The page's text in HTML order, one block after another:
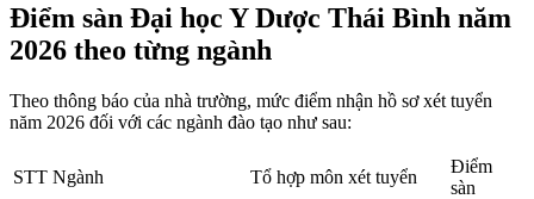
Điểm sàn Đại học Y Dược Thái Bình năm
2026 theo từng ngành
Theo thông báo của nhà trường, mức điểm nhận hồ sơ xét tuyển
năm 2026 đối với các ngành đào tạo như sau:
STT Ngành Tổ hợp môn xét tuyển
Điểm
sàn